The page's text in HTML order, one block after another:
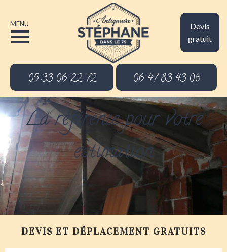
Devis
gratuit
MENU
05 33 06 22 72 06 47 83 43 06
La référence pour votre
estimation
DEVIS ET DÉPLACEMENT GRATUITS